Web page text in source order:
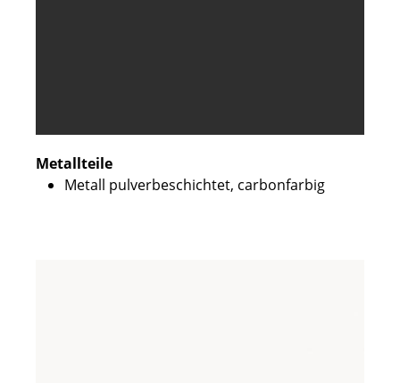
Metallteile
Metall pulverbeschichtet, carbonfarbig